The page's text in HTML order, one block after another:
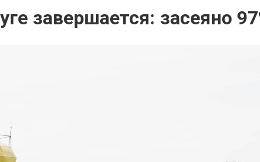
завершается: засеяно